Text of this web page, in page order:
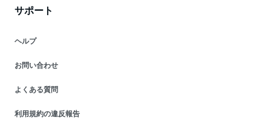
サポート
ヘルプ
お問い合わせ
よくある質問
利用規約の違反報告